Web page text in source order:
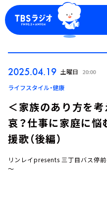
ログイン
2025.04.19 土曜日 20:00
ライフスタイル・健康
＜家族のあり方を
哀？仕事に家庭に
援歌（後編）
リンレイpresents 三丁目バス停
～